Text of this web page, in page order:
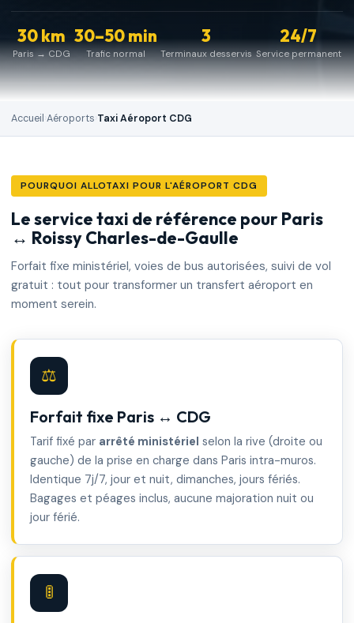
30 km
Paris → CDG
30–50 min
Trafic normal
3
Terminaux desservis
24/7
Service permanent
Accueil Aéroports Taxi Aéroport CDG
POURQUOI ALLOTAXI POUR L'AÉROPORT CDG
Le service taxi de référence pour Paris
↔ Roissy Charles-de-Gaulle
Forfait fixe ministériel, voies de bus autorisées, suivi de vol
gratuit : tout pour transformer un transfert aéroport en
moment serein.
⚖️
Forfait fixe Paris ↔ CDG
Tarif fixé par arrêté ministériel selon la rive (droite ou
gauche) de la prise en charge dans Paris intra-muros.
Identique 7j/7, jour et nuit, dimanches, jours fériés.
Bagages et péages inclus, aucune majoration nuit ou
jour férié.
🚦